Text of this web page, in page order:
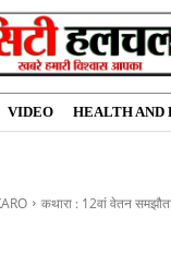
VIDEO HEALTH AND
कथारा : 12वां वेतन